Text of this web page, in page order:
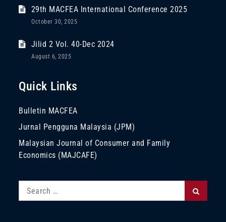
29th MACFEA International Conference 2025
October 30, 2025
Jilid 2 Vol. 40-Dec 2024
August 6, 2025
Quick Links
Bulletin MACFEA
Jurnal Pengguna Malaysia (JPM)
Malaysian Journal of Consumer and Family
Economics (MAJCAFE)
Search
for: